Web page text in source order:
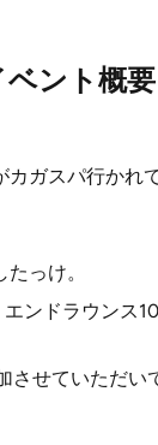
ベント概
ガスパ行かれ
っけ。
エンドラウンス
させていただい